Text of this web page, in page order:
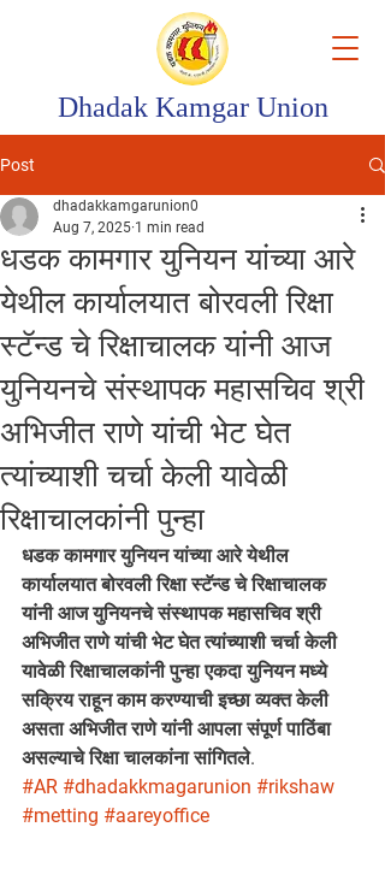
Dhadak Kamgar Union
Post
धडक कामगार युनियन यांच्या आरे
येथील कार्यालयात बोरवली रिक्षा
स्टॅन्ड चे रिक्षाचालक यांनी आज
युनियनचे संस्थापक महासचिव श्री
अभिजीत राणे यांची भेट घेत
त्यांच्याशी चर्चा केली यावेळी
रिक्षाचालकांनी पुन्हा
dhadakkamgarunion0
Aug 7, 2025 1 min read
धडक कामगार युनियन यांच्या आरे येथील
कार्यालयात बोरवली रिक्षा स्टॅन्ड चे रिक्षाचालक
यांनी आज युनियनचे संस्थापक महासचिव श्री
अभिजीत राणे यांची भेट घेत त्यांच्याशी चर्चा केली
यावेळी रिक्षाचालकांनी पुन्हा एकदा युनियन मध्ये
सक्रिय राहून काम करण्याची इच्छा व्यक्त केली
असता अभिजीत राणे यांनी आपला संपूर्ण पाठिंबा
असल्याचे रिक्षा चालकांना सांगितले.
#AR #dhadakkmagarunion #rikshaw
#metting #aareyoffice